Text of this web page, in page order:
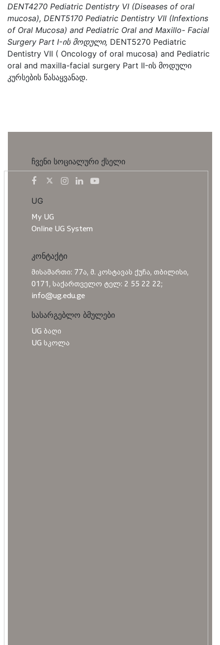
DENT4270 Pediatric Dentistry VI (Diseases of oral
mucosa), DENT5170 Pediatric Dentistry VII (Infextions
of Oral Mucosa) and Pediatric Oral and Maxillo- Facial
Surgery Part I-ის მოდული, DENT5270 Pediatric
Dentistry VII ( Oncology of oral mucosa) and Pediatric
oral and maxilla-facial surgery Part II-ის მოდული
კურსების წასაყვანად.
ჩვენი სოციალური ქსელი
UG
My UG
Online UG System
კონტაქტი
მისამართი: 77ა, მ. კოსტავას ქუჩა, თბილისი,
0171, საქართველო ტელ: 2 55 22 22;
info@ug.edu.ge
სასარგებლო ბმულები
UG ბაღი
UG სკოლა